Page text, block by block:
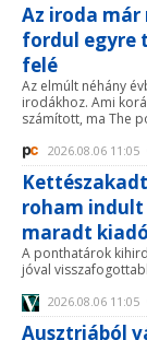
Az iroda már
fordul egyre
felé
Az elmúlt néhány
irodákhoz. Ami
számított, ma The
2026.08.06
roham indult
maradt
A ponthatárok
jóval
2026.08.06 11:05
Ausztriából